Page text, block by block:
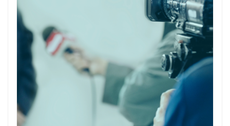
est respectée tout en intégrant des éléments
techniques tels que les effets spéciaux, le son et
les transitions. Les principales responsabilités du
monteur vidéo comprennent la manipulation du
matériel brut, l’ajustement des séquences pour
maintenir le rythme de la narration, et l’intégration
de graphismes et de sons pour enrichir
l’expérience visuelle.